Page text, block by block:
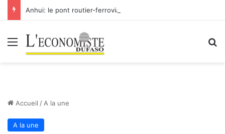
Menu
Accueil / A la une
A la une